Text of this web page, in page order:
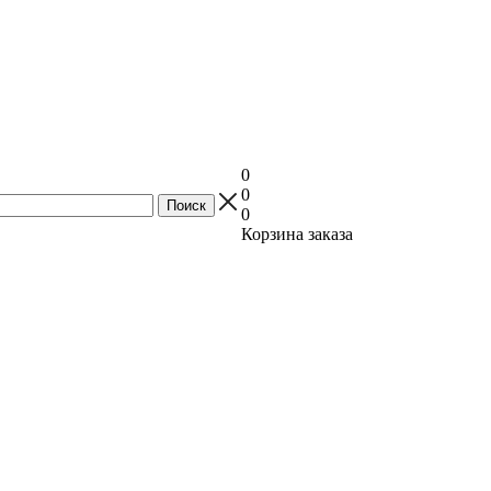
0
0
0
Корзина заказа